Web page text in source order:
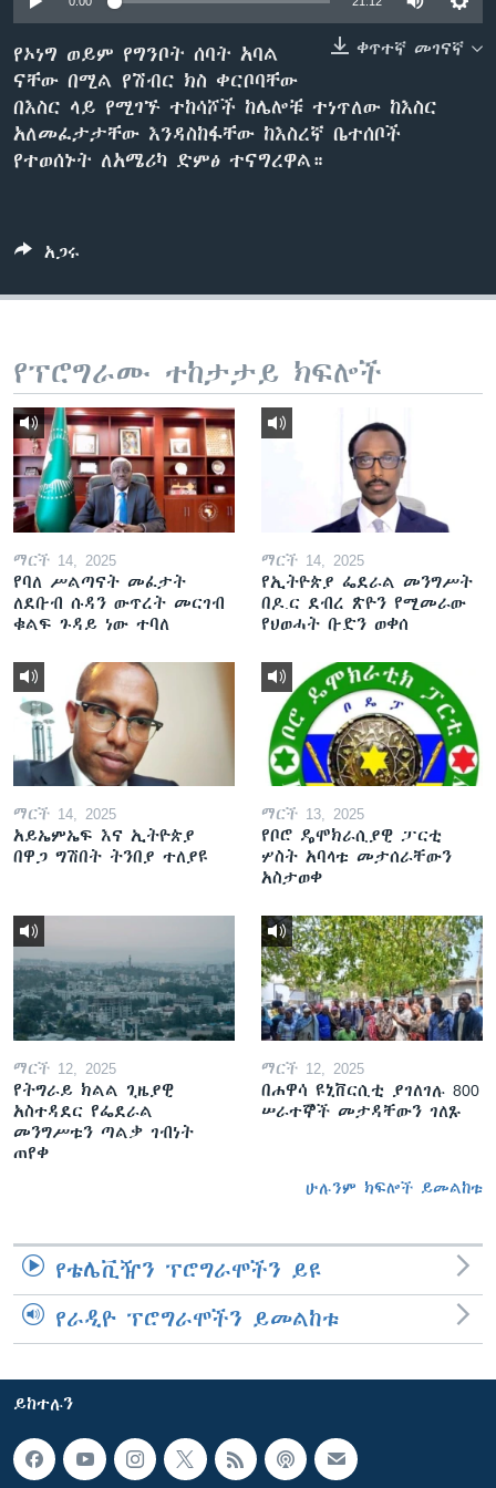
ቋንቋዎች
ቀጥተኛ መገናኛ
የኦነግ ወይም የግንቦት ሰባት አባል
ናቸው በሚል የሽብር ክስ ቀርቦባቸው
በእስር ላይ የሚገኙ ተከሳሾች ከሌሎቹ ተነጥለው ከእስር
አለመፈታታቸው እንዳስከፋቸው ከእስረኛ ቤተሰቦች
የተወሰኑት ለአሜሪካ ድምፅ ተናግረዋል።
አጋሩ
የፕሮግራሙ ተከታታይ ክፍሎች
ማርች 14, 2025
የባለ ሥልጣናት መፈታት
ለደቡብ ሱዳን ውጥረት መርገብ
ቁልፍ ጉዳይ ነው ተባለ
ማርች 14, 2025
የኢትዮጵያ ፌደራል መንግሥት
በዶ.ር ደብረ ጽዮን የሚመራው
የህወሓት ቡድን ወቀሰ
ማርች 14, 2025
አይኤምኤፍ እና ኢትዮጵያ
በዋጋ ግሽበት ትንበያ ተለያዩ
ማርች 13, 2025
የቦሮ ዴሞክራሲያዊ ፓርቲ
ሦስት አባላቱ መታሰራቸውን
አስታወቀ
ማርች 12, 2025
የትግራይ ክልል ጊዜያዊ
አስተዳደር የፌደራል
መንግሥቱን ጣልቃ ገብነት
ጠየቀ
ማርች 12, 2025
በሐዋሳ ዩኒቨርሲቲ ያገለገሉ 800
ሠራተኞች መታዳቸውን ገለጹ
ሁሉንም ክፍሎች ይመልከቱ
የቴሌቪዥን ፕሮግራሞችን ይዩ
የራዲዮ ፕሮግራሞችን ይመልከቱ
ይከተሉን